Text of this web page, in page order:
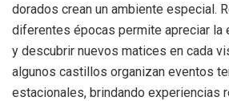
dorados crean un ambiente especial.
diferentes épocas permite apreciar la
y descubrir nuevos matices en cada
algunos castillos organizan eventos
estacionales, brindando experiencias